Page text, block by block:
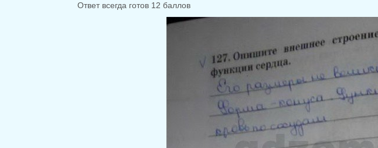
Ответ всегда готов 12 баллов